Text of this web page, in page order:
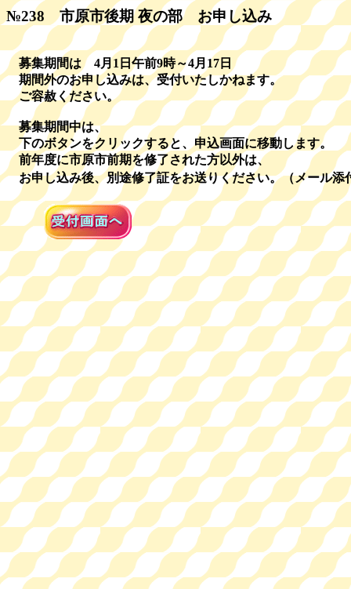
№238 市原市後期 夜の部 お申し込み
募集期間は 4月1日午前9時～4月17日
期間外のお申し込みは、受付いたしかねます。
ご容赦ください。
募集期間中は、
下のボタンをクリックすると、申込画面に移動します。
前年度に市原市前期を修了された方以外は、
お申し込み後、別途修了証をお送りください。（メール添